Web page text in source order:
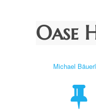
Oase
Autor
Michael